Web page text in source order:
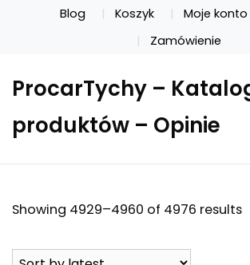
Blog Koszyk Moje konto
Zamówienie
ProcarTychy –
produktów – Opinie
Showing 4929–4960 of 4976 results